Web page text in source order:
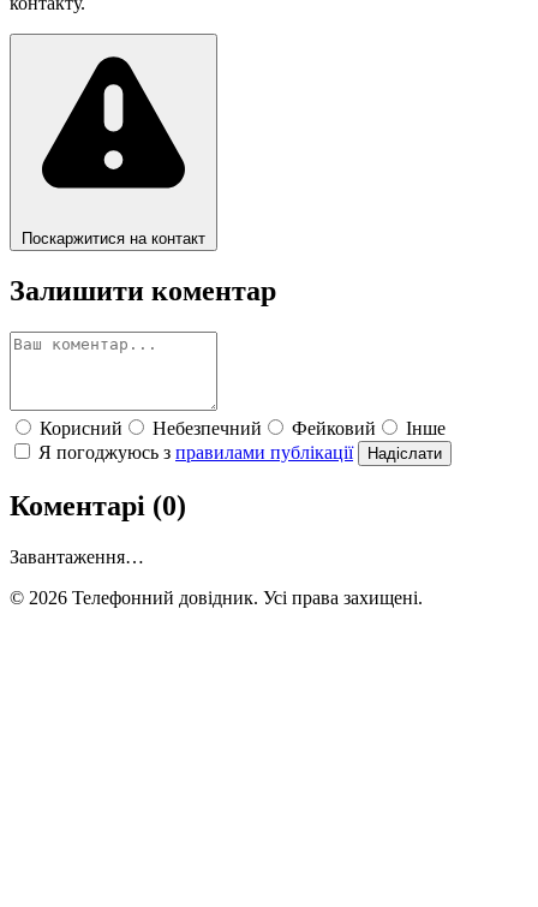
Поскаржитися на контакт
Залишити коментар
Корисний Небезпечний Фейковий
Інше
Я погоджуюсь з правилами публікації Надіслати
Коментарі (0)
Завантаження…
© 2026 Телефонний довідник. Усі права захищені.